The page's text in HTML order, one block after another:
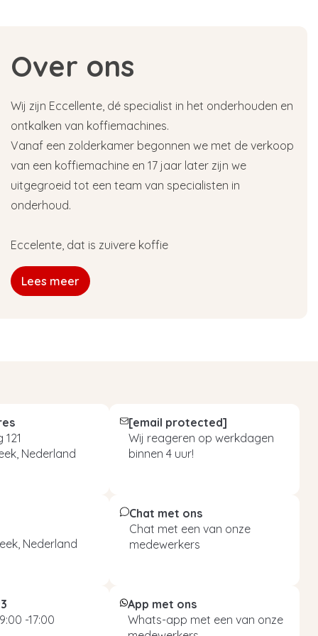
Over ons
Wij zijn Eccellente, dé specialist in het onderhouden en
ontkalken van koffiemachines.
Vanaf een zolderkamer begonnen we met de verkoop
van een koffiemachine en 17 jaar later zijn we
uitgegroeid tot een team van specialisten in
onderhoud.
Eccelente, dat is zuivere koffie
Lees meer
Nederland
[email protected]
Wij reageren op werkdagen
binnen 4 uur!
Nederland
Chat met ons
Chat met een van onze
medewerkers
-17:00
App met ons
Whats-app met een van onze